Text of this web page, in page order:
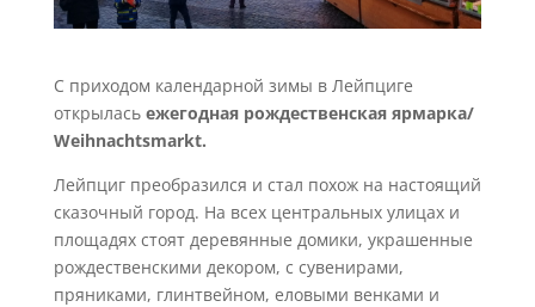
С приходом календарной зимы в Лейпциге
открылась ежегодная рождественская ярмарка/
Weihnachtsmarkt.
Лейпциг преобразился и стал похож на настоящий
сказочный город. На всех центральных улицах и
площадях стоят деревянные домики, украшенные
рождественскими декором, с сувенирами,
пряниками, глинтвейном, еловыми венками и